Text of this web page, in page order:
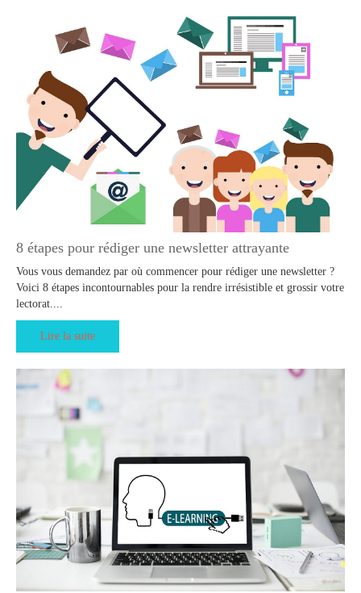
8 étapes pour rédiger une newsletter attrayante
Vous vous demandez par où commencer pour rédiger une newsletter ?
Voici 8 étapes incontournables pour la rendre irrésistible et grossir votre
lectorat....
Lire la suite